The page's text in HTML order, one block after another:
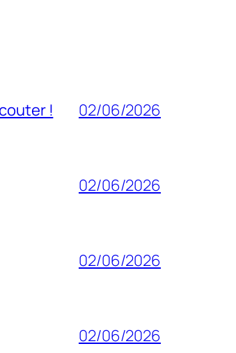
! 02/06/2026
02/06/2026
02/06/2026
02/06/2026